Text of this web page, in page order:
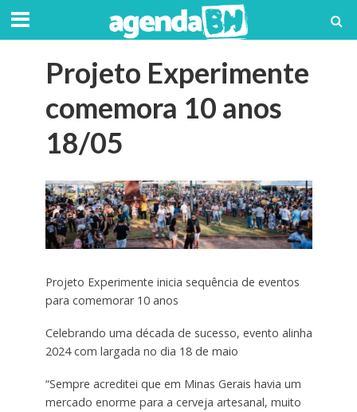
Projeto Experimente
comemora 10 anos
18/05
Projeto Experimente inicia sequência de eventos
para comemorar 10 anos
Celebrando uma década de sucesso, evento alinha
2024 com largada no dia 18 de maio
“Sempre acreditei que em Minas Gerais havia um
mercado enorme para a cerveja artesanal, muito